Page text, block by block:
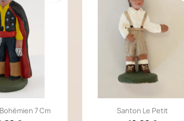
rapide7 Cm Aperçu rapide
Santon Le Petit